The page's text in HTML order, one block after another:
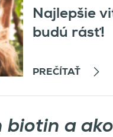
Najlepšie
budú rásť!
PREČÍTAŤ
biotin a